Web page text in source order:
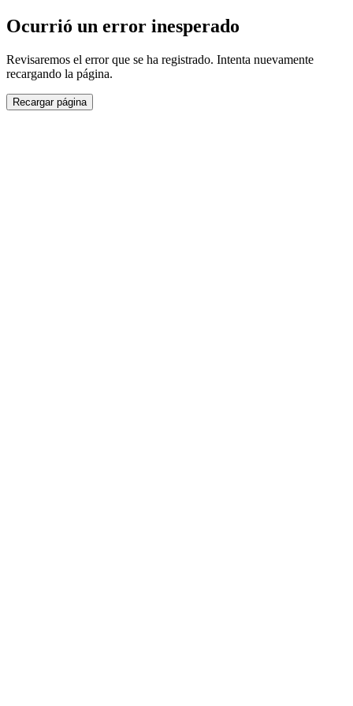
Ocurrió un error inesperado
Revisaremos el error que se ha registrado. Intenta nuevamente
recargando la página.
Recargar página